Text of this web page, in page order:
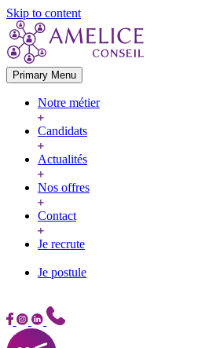
Skip to content
Primary Menu
Notre métier
Candidats
Actualités
Nos offres
Contact
Je recrute
Je postule